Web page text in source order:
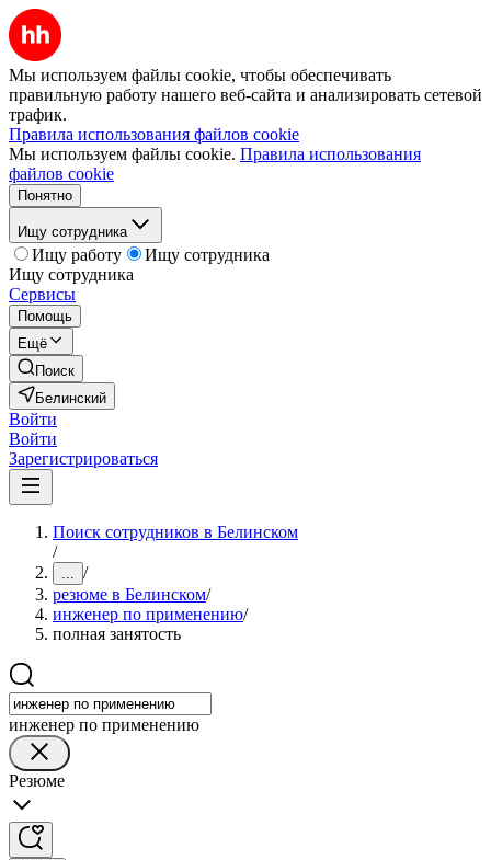
Мы используем файлы cookie, чтобы обеспечивать
правильную работу нашего веб-сайта и анализировать сетевой
трафик.
Правила использования файлов cookie
Мы используем файлы cookie. Правила использования
файлов cookie
Понятно
Ищу сотрудника
Ищу работу
Ищу сотрудника
Ищу сотрудника
Сервисы
Помощь
Ещё
Поиск
Белинский
Войти
Войти
Зарегистрироваться
Поиск сотрудников в Белинском
/
... /
резюме в Белинском/
инженер по применению/
полная занятость
инженер по применению
Резюме